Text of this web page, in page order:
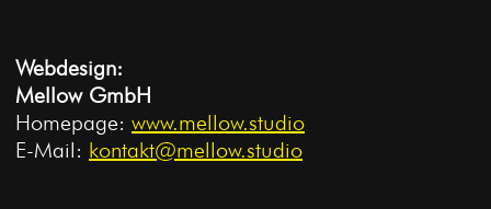
Webdesign:
Mellow GmbH
Homepage: www.mellow.studio
E-Mail: kontakt@mellow.studio